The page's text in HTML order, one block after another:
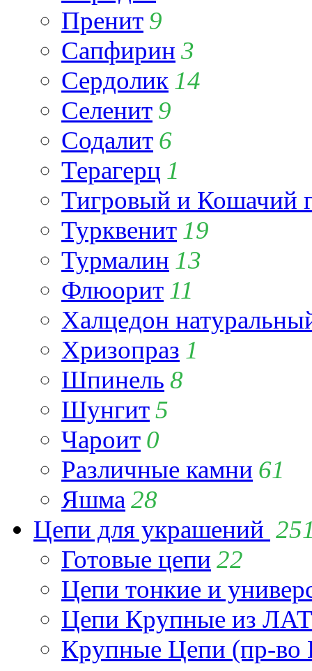
Пренит 9
Сапфирин 3
Сердолик 14
Селенит 9
Содалит 6
Терагерц 1
Тигровый и Кошачий
Турквенит 19
Турмалин 13
Флюорит 11
Халцедон
Хризопраз 1
Шпинель 8
Шунгит5
Чароит 0
Различные камни 61
Яшма 28
Цепи для украшений
Готовые цепи 22
Цепи тонкие и
Цепи Крупные из
Крупные Цепи (пр-во